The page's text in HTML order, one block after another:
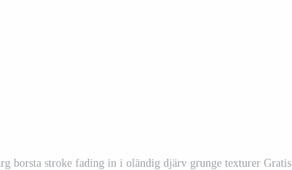
borsta stroke fading in i oländig djärv grunge texturer Gratis